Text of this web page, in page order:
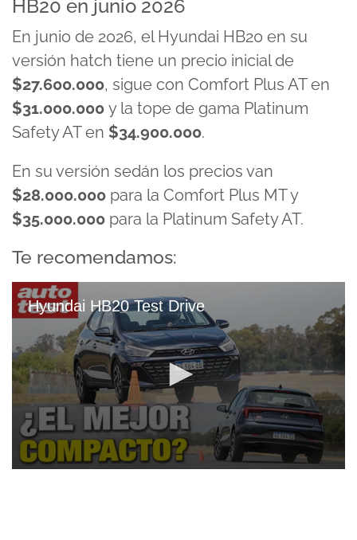
HB20 en junio 2026
En junio de 2026, el Hyundai HB20 en su
versión hatch tiene un precio inicial de
$27.600.000, sigue con Comfort Plus AT en
$31.000.000 y la tope de gama Platinum
Safety AT en $34.900.000.
En su versión sedán los precios van
$28.000.000 para la Comfort Plus MT y
$35.000.000 para la Platinum Safety AT.
Te recomendamos:
Hyundai HB20 Test Drive